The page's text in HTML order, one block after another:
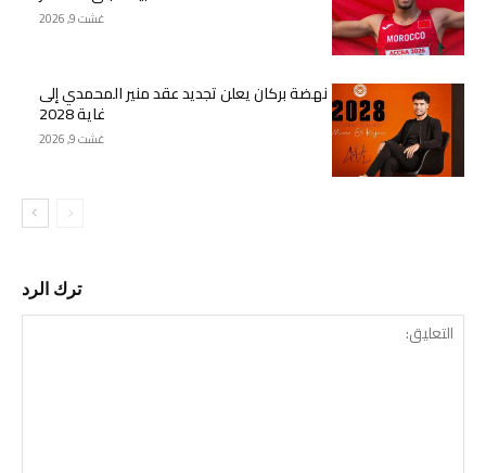
غشت 9, 2026
نهضة بركان يعلن تجديد عقد منير المحمدي إلى
غاية 2028
غشت 9, 2026
ترك الرد